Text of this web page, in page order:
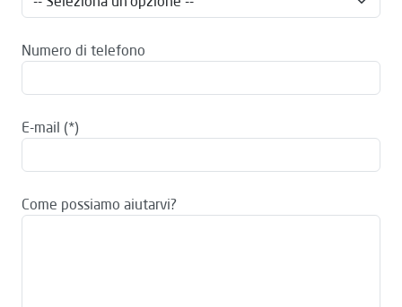
Numero di telefono
E-mail
Come possiamo aiutarvi?